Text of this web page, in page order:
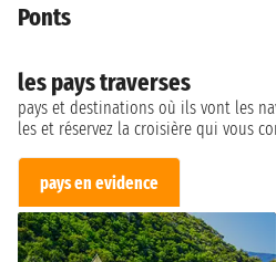
Ponts
les pays traverses
pays et destinations où ils vont les
les et réservez la croisière qui vous
pays en evidence